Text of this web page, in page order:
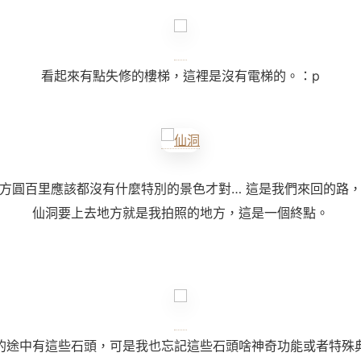
看起來有點失修的樓梯，這裡是沒有電梯的。：p
方圓百里應該都沒有什麼特別的景色才對… 這是我們來回的路，
仙洞要上去地方就是我拍照的地方，這是一個終點。
途中有這些石頭，可是我也忘記這些石頭啥神奇功能或者特殊